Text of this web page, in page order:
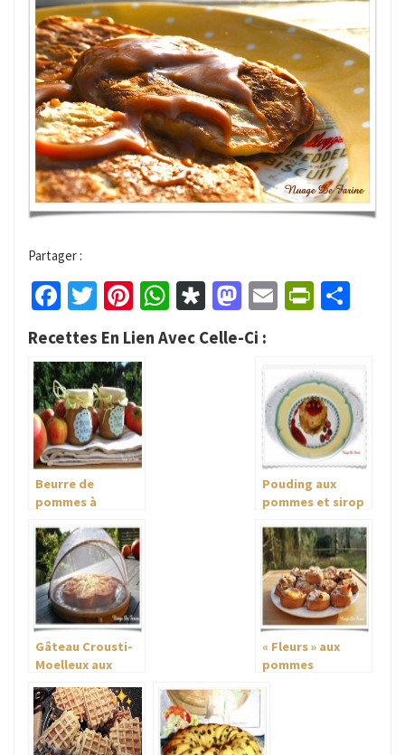
Partager :
Facebook
Twitter
Pinterest
WhatsApp
Diaspora
Mastodon
Email
Recettes En Lien Avec Celle-Ci :
Beurre de
pommes à
Pouding aux
pommes et sirop
Gâteau Crousti-
Moelleux aux
« Fleurs » aux
pommes